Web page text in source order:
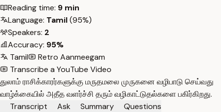
Reading time: 9 min
Language: Tamil(95%)
Speakers: 2
Accuracy: 95%
Tamil
Retro Aanmeegam
Transcribe a YouTube Video
துலாம் ராசிக்காரர்களுக்கு மருதமலை முருகனை வழிபாடு செய்வது
வாழ்க்கையில் அதீத வளர்ச்சி தரும் வழிகாட்டுதல்களை பகிர்கிறது.
Transcript
Ask Summary
Questions